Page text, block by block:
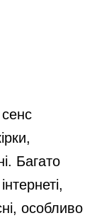
Багато
особливо